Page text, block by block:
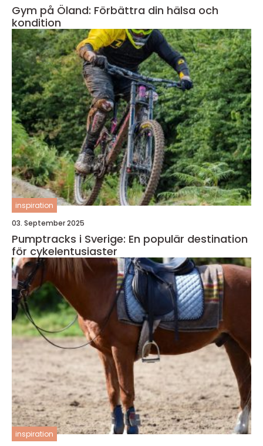
Gym på Öland: Förbättra din hälsa och
kondition
inspiration
03. September 2025
Pumptracks i Sverige: En populär destination
för cykelentusiaster
inspiration